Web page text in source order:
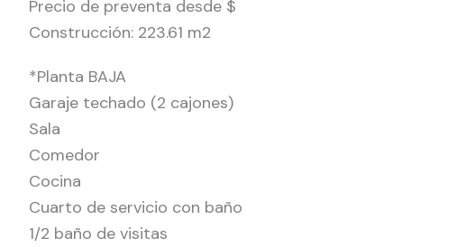
Precio de preventa desde $
Construcción: 223.61 m2
*Planta BAJA
Garaje techado (2 cajones)
Sala
Comedor
Cocina
Cuarto de servicio con baño
1/2 baño de visitas